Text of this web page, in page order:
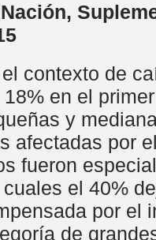
contexto de
18% en el
y
afectadas por
fueron
el 40%
por el
de